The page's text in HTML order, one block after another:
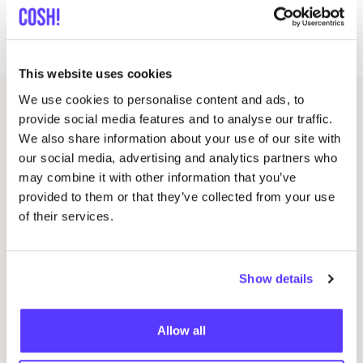
This website uses cookies
We use cookies to personalise content and ads, to
provide social media features and to analyse our traffic.
We also share information about your use of our site with
our social media, advertising and analytics partners who
may combine it with other information that you’ve
provided to them or that they’ve collected from your use
of their services.
Show details
Allow all
We kun­nen niet wach­ten om je daar te zien! 😍
Gerelateerde evenementen
Workshop: Maak Je Eigen Trouwringen